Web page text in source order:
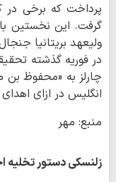
پرداخت که برخی در
گرفت. این نخستین
ولیعهد بریتانیا
در فوریه گذشته
چارلز به «محفوظ بن
انگلیس در ازای
منبع: مهر
زلنسکی دستور تخلیه